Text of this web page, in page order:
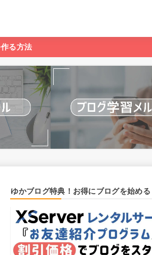
る方法
ゆかブログ特典！お得にブログを始める